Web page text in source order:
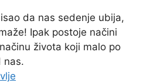
da nas sedenje ubija,
Ipak postoje načini
života koji malo po
nas.